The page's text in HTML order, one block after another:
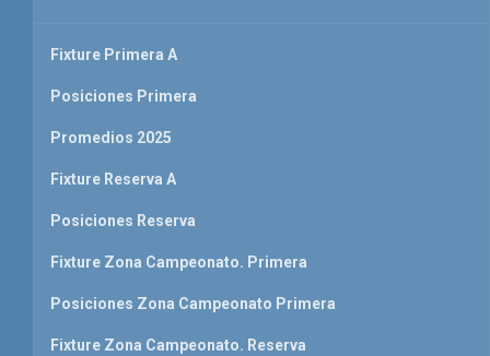
Fixture Primera A
Posiciones Primera
Promedios 2025
Fixture Reserva A
Posiciones Reserva
Fixture Zona Campeonato. Primera
Posiciones Zona Campeonato Primera
Fixture Zona Campeonato. Reserva